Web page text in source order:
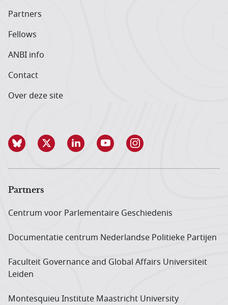
Partners
Fellows
ANBI info
Contact
Over deze site
Partners
Centrum voor Parlementaire Geschiedenis
Documentatie centrum Neder­landse Politieke Partijen
Faculteit Governance and Global Affairs Universiteit
Leiden
Montesquieu Institute Maastricht University